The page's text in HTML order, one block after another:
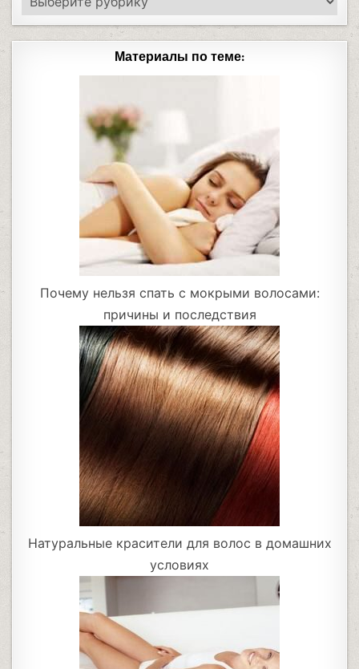
Материалы по теме:
Почему нельзя спать с мокрыми волосами:
причины и последствия
Натуральные красители для волос в домашних
условиях